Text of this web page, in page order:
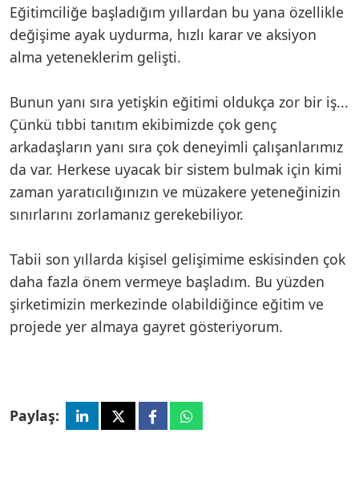
Eğitimciliğe başladığım yıllardan bu yana özellikle
değişime ayak uydurma, hızlı karar ve aksiyon
alma yeteneklerim gelişti.
Bunun yanı sıra yetişkin eğitimi oldukça zor bir iş...
Çünkü tıbbi tanıtım ekibimizde çok genç
arkadaşların yanı sıra çok deneyimli çalışanlarımız
da var. Herkese uyacak bir sistem bulmak için kimi
zaman yaratıcılığınızın ve müzakere yeteneğinizin
sınırlarını zorlamanız gerekebiliyor.
Tabii son yıllarda kişisel gelişimime eskisinden çok
daha fazla önem vermeye başladım. Bu yüzden
şirketimizin merkezinde olabildiğince eğitim ve
projede yer almaya gayret gösteriyorum.
Paylaş: